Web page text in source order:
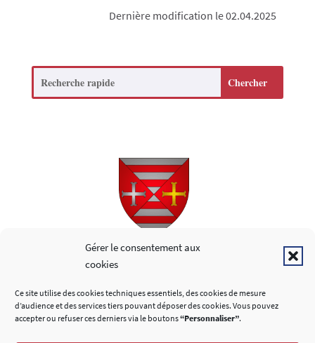
Gérer le consentement aux
cookies
Ce site utilise des cookies techniques essentiels, des cookies de mesure
d’audience et des services tiers pouvant déposer des cookies. Vous pouvez
accepter ou refuser ces derniers via le boutons“Personnaliser”.
Dernière modification le 02.04.2025
Search
Copyright © 2026